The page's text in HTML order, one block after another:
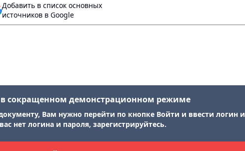
Добавить в список основных
источников в Google
сокращенном демонстрационном режиме
Вам нужно перейти по кнопке Войти и ввести логин и
нет логина и пароля, зарегистрируйтесь.